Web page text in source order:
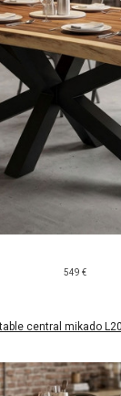
549 €
central mikado